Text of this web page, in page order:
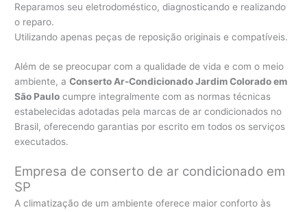
Reparamos seu eletrodoméstico, diagnosticando e realizando
o reparo.
Utilizando apenas peças de reposição originais e compatíveis.
Além de se preocupar com a qualidade de vida e com o meio
ambiente, aConserto Ar-Condicionado Jardim Colorado em
São Paulo cumpre integralmente com as normas técnicas
estabelecidas adotadas pela marcas de ar condicionados no
Brasil, oferecendo garantias por escrito em todos os serviços
executados.
Empresa de conserto de ar condicionado em
SP
A climatização de um ambiente oferece maior conforto às